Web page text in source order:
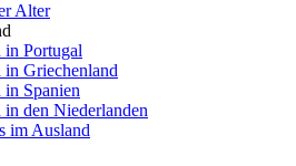
Alter
in Portugal
in Griechenland
in Spanien
in den Niederlanden
im Ausland